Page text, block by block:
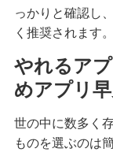
っかりと確認し
く推奨されます。
やれるア
めアプリ
世の中に数多く
ものを選ぶのは